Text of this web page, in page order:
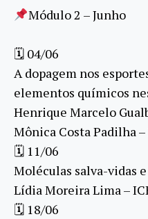
Módulo 2 – Junho
🗓 04/06
A dopagem nos
elementos químicos
Henrique Marcelo
Mônica Costa Padilha –
🗓 11/06
Moléculas salva-vidas
Lídia Moreira Lima –
🗓 18/06